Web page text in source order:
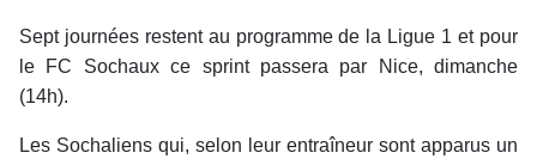
Sept journées restent au programme de la Ligue 1 et pour
le FC Sochaux ce sprint passera par Nice, dimanche
(14h).
Les Sochaliens qui, selon leur entraîneur sont apparus un